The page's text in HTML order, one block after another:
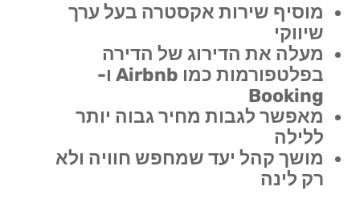
מוסיף שירות אקסטרה בעל ערך
שיווקי
מעלה את הדירוג של הדירה
בפלטפורמות כמו Airbnb ו-
Booking
מאפשר לגבות מחיר גבוה יותר
ללילה
מושך קהל יעד שמחפש חוויה ולא
רק לינה